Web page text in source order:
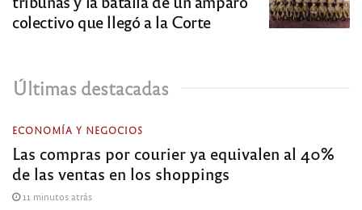
colectivo que llegó a la Corte
Últimas destacadas
ECONOMÍA Y NEGOCIOS
Las compras por courier ya equivalen al 40%
de las ventas en los shoppings
11 minutos atrás